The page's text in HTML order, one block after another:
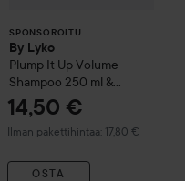
SPONSOROITU
By Lyko
Plump It UpVolume
Shampoo 250 ml &
Conditioner 250 ml
14,50 €
Ilman pakettihintaa: 17,80 €
OSTA